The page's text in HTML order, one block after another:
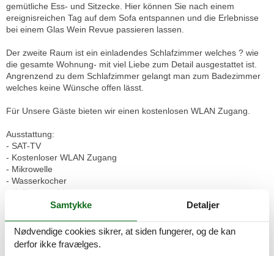
gemütliche Ess- und Sitzecke. Hier können Sie nach einem
ereignisreichen Tag auf dem Sofa entspannen und die Erlebnisse
bei einem Glas Wein Revue passieren lassen.
Der zweite Raum ist ein einladendes Schlafzimmer welches ? wie
die gesamte Wohnung- mit viel Liebe zum Detail ausgestattet ist.
Angrenzend zu dem Schlafzimmer gelangt man zum Badezimmer
welches keine Wünsche offen lässt.
Für Unsere Gäste bieten wir einen kostenlosen WLAN Zugang.
Ausstattung:
- SAT-TV
- Kostenloser WLAN Zugang
- Mikrowelle
- Wasserkocher
- Kaffeemaschine
- Haartrockner
- Radiowecker
- ausziehbares Sofa (Zustellbett)
Samtykke Detaljer
Nødvendige cookies sikrer, at siden fungerer, og de kan
derfor ikke fravælges.